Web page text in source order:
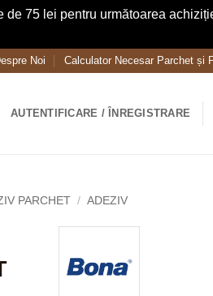
75 lei pentru următoarea
Noi Calculator Necesar Parchet și
AUTENTIFICARE / ÎNREGISTRARE
PARCHET / ADEZIV